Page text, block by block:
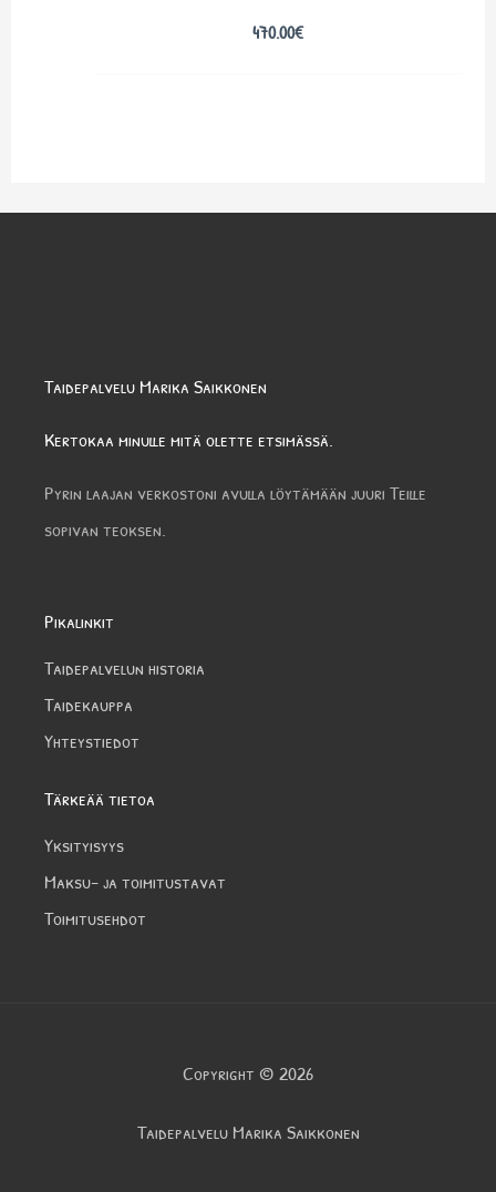
470.00€
Taidepalvelu Marika Saikkonen
Kertokaa minulle mitä olette etsimässä.
Pyrin laajan verkostoni avulla löytämään juuri Teille
sopivan teoksen.
Pikalinkit
Taidepalvelun historia
Taidekauppa
Yhteystiedot
Tärkeää tietoa
Yksityisyys
Maksu- ja toimitustavat
Toimitusehdot
Copyright © 2026
Taidepalvelu Marika Saikkonen